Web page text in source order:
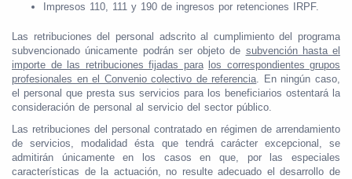
Impresos 110, 111 y 190 de ingresos por retenciones IRPF.
Las retribuciones del personal adscrito al cumplimiento del programa
subvencionado únicamente podrán ser objeto de subvención hasta el
importe de las retribuciones fijadas para
los correspondientes grupos
profesionales en el Convenio colectivo de referencia. En ningún caso,
el personal que presta sus servicios para los beneficiarios ostentará la
consideración de personal al servicio del sector público.
Las retribuciones del personal contratado en régimen de arrendamiento
de servicios, modalidad ésta que tendrá carácter excepcional, se
admitirán únicamente en los casos en que, por las especiales
características de la actuación, no resulte adecuado el desarrollo de